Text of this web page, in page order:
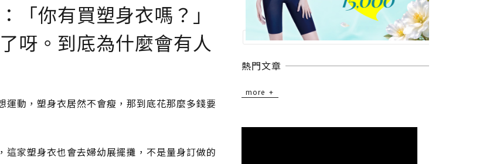
「你有買塑身衣嗎？」
呀。到底為什麼會有人
動，塑身衣居然不會瘦，那到底花那麼多錢要
家塑身衣也會去婦幼展擺攤，不是量身訂做的
熱門文章
more